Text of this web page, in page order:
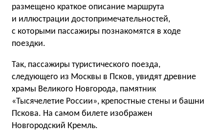
размещено краткое описание маршрута
и иллюстрации достопримечательностей,
с которыми пассажиры познакомятся в ходе
поездки.
Так, пассажиры туристического поезда,
следующего из Москвы в Псков, увидят древние
храмы Великого Новгорода, памятник
«Тысячелетие России», крепостные стены и башни
Пскова. На самом билете изображен
Новгородский Кремль.